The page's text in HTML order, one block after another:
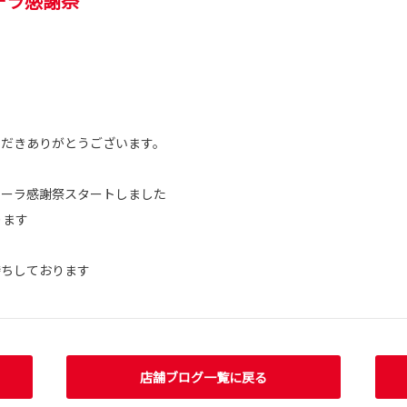
きありがとうございます。
ラ感謝祭スタートしました
す
しております
店舗ブログ一覧に戻る